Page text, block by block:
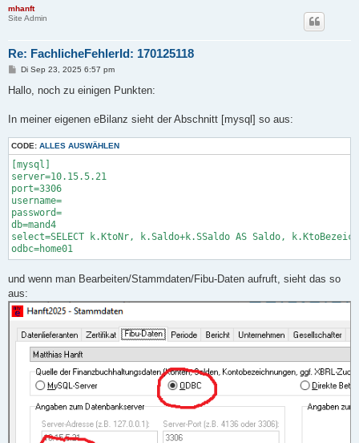
mhanft
Site Admin
Re: FachlicheFehlerId: 170125118
B
i
a
Di Sep 23, 2025 6:57 pm
Hallo, noch zu einigen Punkten:
In meiner eigenen eBilanz sieht der Abschnitt [mysql] so aus:
CODE: ALLES AUSWÄHLEN
[mysql]
server=10.15.5.21
port=3306
username=
password=
db=mand4
select=SELECT k.KtoNr, k.Saldo+k.SSaldo AS Saldo,
odbc=home01
und wenn man Bearbeiten/Stammdaten/Fibu-Daten aufruft, sieht das so
aus: